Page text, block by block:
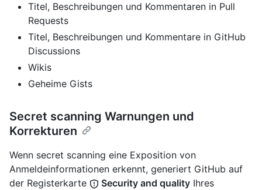
Titel, Beschreibungen und Kommentaren in Pull
Requests
Titel, Beschreibungen und Kommentare in GitHub
Discussions
Wikis
Geheime Gists
Secret scanning Warnungen und
Korrekturen
Wenn secret scanning eine Exposition von
Anmeldeinformationen erkennt, generiert GitHub auf
der Registerkarte
Security and quality Ihres